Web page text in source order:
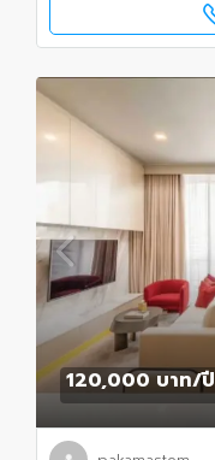
120,000 บาท/ปี